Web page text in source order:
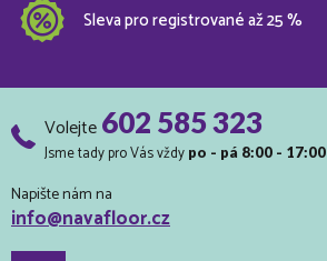
Sleva pro registrované až 25 %
Volejte602 585 323
Jsme tady pro Vás vždy po - pá 8:00 - 17:00
Napište nám na
info@navafloor.cz